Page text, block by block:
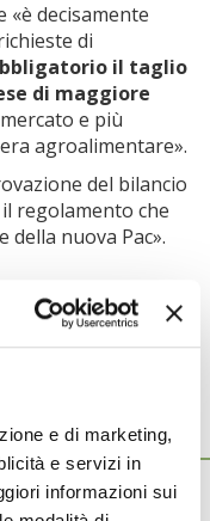
e di marketing,
e servizi in
informazioni sui
«è decisamente
di
il taglio
di maggiore
e più
agroalimentare».
del bilancio
regolamento che
della nuova Pac».
anche...